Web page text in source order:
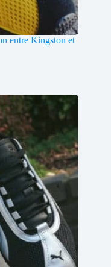
entre Kingston et